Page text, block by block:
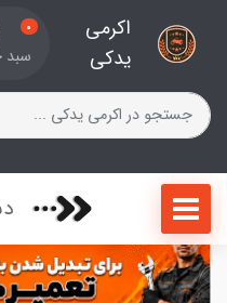
اکرمی
یدکی
0
سبد